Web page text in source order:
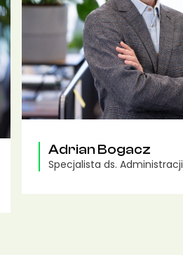
Adrian Bogacz
Specjalista ds. Administracji